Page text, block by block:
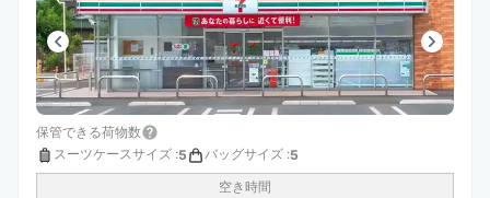
保管できる荷物数
スーツケースサイズ :5 バッグサイズ :5
空き時間